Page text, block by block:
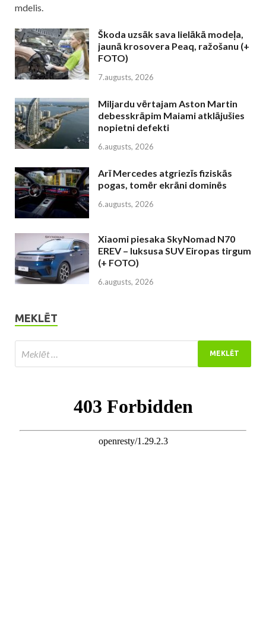
mdelis.
Škoda uzsāk sava lielākā modeļa,
jaunā krosovera Peaq, ražošanu (+
FOTO)
7.augusts, 2026
Miljardu vērtajam Aston Martin
debesskrāpim Maiami atklājušies
nopietni defekti
6.augusts, 2026
Arī Mercedes atgriezīs fiziskās
pogas, tomēr ekrāni dominēs
6.augusts, 2026
Xiaomi piesaka SkyNomad N70
EREV – luksusa SUV Eiropas tirgum
(+ FOTO)
6.augusts, 2026
MEKLĒT